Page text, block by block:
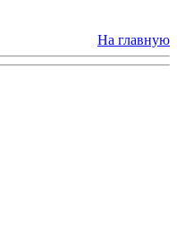
На главную